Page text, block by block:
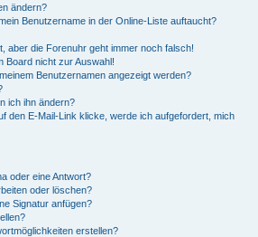
ändern?
Benutzername in der Online-Liste auftaucht?
aber die Forenuhr geht immer noch falsch!
Board nicht zur Auswahl!
Benutzernamen angezeigt werden?
ich ihn ändern?
den E-Mail-Link klicke, werde ich aufgefordert, mich
oder eine Antwort?
oder löschen?
Signatur anfügen?
erstellen?